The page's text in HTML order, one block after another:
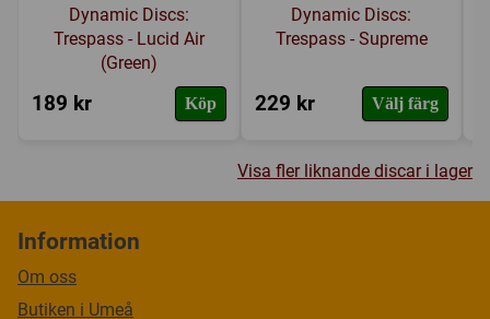
Dynamic Discs:
Trespass - Lucid Air
(Green)
189 kr Köp
Dynamic Discs:
Trespass - Supreme
229 kr Välj färg
Visa fler liknande discar i lager
Information
Om oss
Butiken i Umeå